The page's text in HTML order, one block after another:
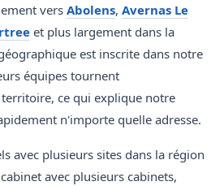
versAbolens, Avernas Le
et plus largement dans la
est inscrite dans notre
équipes tournent
ce qui explique notre
n'importe quelle adresse.
avec plusieurs sites dans la région
avec plusieurs cabinets,